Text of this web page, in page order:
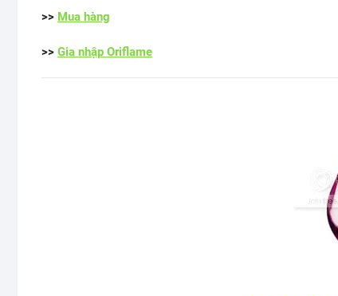
>> Mua hàng
>> Gia nhập Oriflame